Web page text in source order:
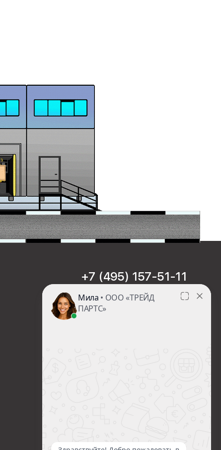
+7 (495) 157-51-11
sales@trade-part.ru